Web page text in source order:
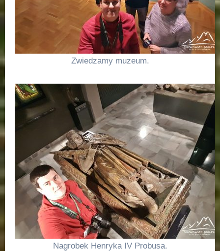
Zwiedzamy muzeum.
Nagrobek Henryka IV Probusa.